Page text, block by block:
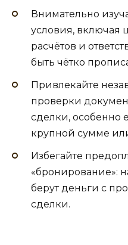
Внимательно
условия, включая
расчётов и
быть чётко
Привлекайте
проверки
сделки, особенно
крупной сумме
Избегайте
«бронирование»:
берут деньги с
сделки.